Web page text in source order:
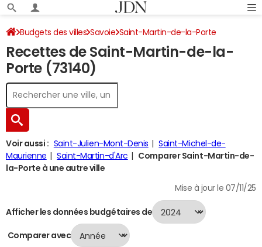
Budgets des villes Savoie Saint-Martin-de-la-Porte
Recettes 2024
Recettes de Saint-Martin-de-la-
Porte (73140)
Voir aussi : Saint-Julien-Mont-Denis
Saint-Michel-de-
Maurienne
Saint-Martin-d'Arc
Comparer Saint-Martin-de-
la-Porte à une autre ville
Mise à jour le 07/11/25
Afficher les données budgétaires de
Comparer avec